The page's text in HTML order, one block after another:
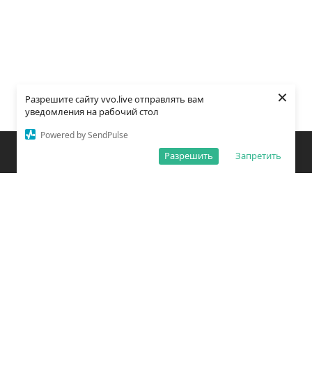
Разрешите сайту vvo.live отправлять вам
уведомления на рабочий стол
Powered by SendPulse
Запретить
Разрешить
×
Закладки Поиск Открыть меню